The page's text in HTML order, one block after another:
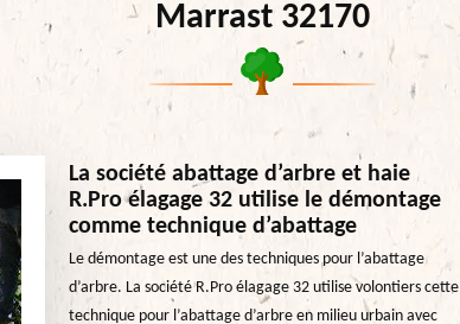
Marrast 32170
La société abattage d’arbre et haie
R.Pro élagage 32 utilise le démontage
comme technique d’abattage
Le démontage est une des techniques pour l’abattage
d’arbre. La société R.Pro élagage 32 utilise volontiers cette
technique pour l’abattage d’arbre en milieu urbain avec